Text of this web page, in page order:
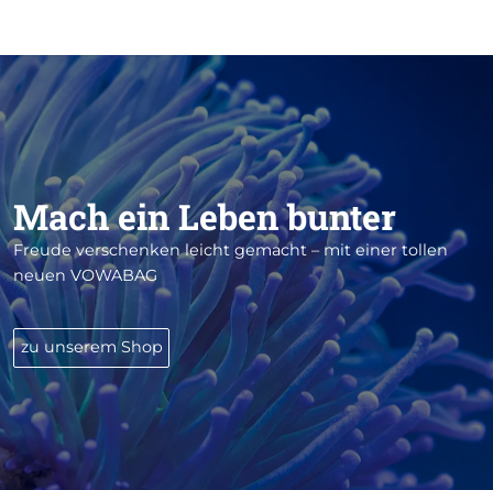
Mach ein Leben bunter
Freude verschenken leicht gemacht – mit einer tollen
neuen VOWABAG
zu unserem Shop